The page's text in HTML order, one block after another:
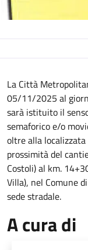
La Città
05/11/2025 al
sarà istituito il
semaforico e/o
oltre alla
prossimità del
Costoli) al km.
Villa), nel Comune
sede stradale.
A cura di